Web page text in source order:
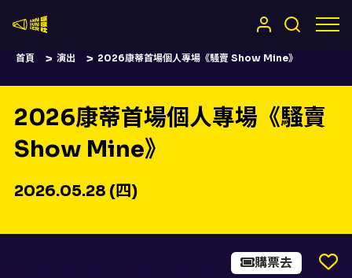
首頁 演出 2026康蒂首場個人專場《騷賣 Show Mine》
2026康蒂首場個人專場《騷賣
Show Mine》
2026.05.28 (四)
購票去